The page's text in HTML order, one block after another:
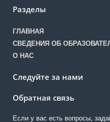
Разделы
ГЛАВНАЯ
СВЕДЕНИЯ ОБ
О НАС
Следуйте за нами
Обратная связь
Если у вас есть вопросы,